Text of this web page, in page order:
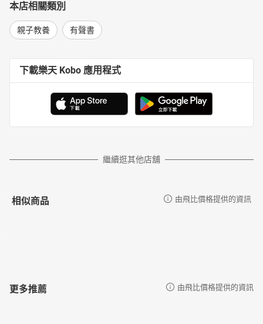
本店相關類別
親子教養 有聲書
下載樂天 Kobo 應用程式
繼續逛其他店舖
相似商品 由飛比價格提供的資訊
更多推薦 由飛比價格提供的資訊